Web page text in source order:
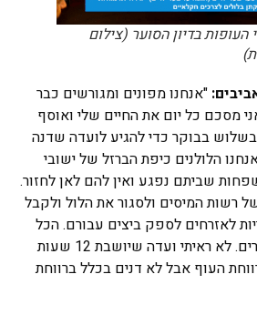
העופות בדיון הסוער (צילום
"אנחנו מפונים ומגורשים כבר
מסכם כל יום את החיים שלי ואוסף
בבוקר כדי להגיע לועדה שדנה
הלולנים כיפת הברזל של ישובי
באביבים 40 משפחות שביתם נפגע ואין להם לאן לחזור.
רשות המיסים ולסגור את הלול ולקבל
לאזרחים לספק ביצים עבורם. הכל
בזכות החקלאים הגיבורים. לא ראיתי ועדה שיושבת 12 שעות
העוף אבל לא דנים בכלל ברווחת